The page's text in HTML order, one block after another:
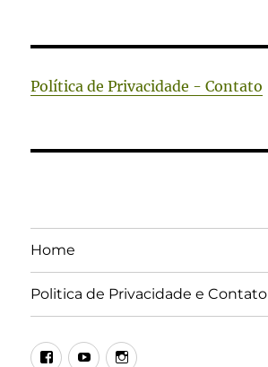
Política de Privacidade - Contato
Home
Politica de Privacidade e Contato
Facebook
YoutubeInstagram